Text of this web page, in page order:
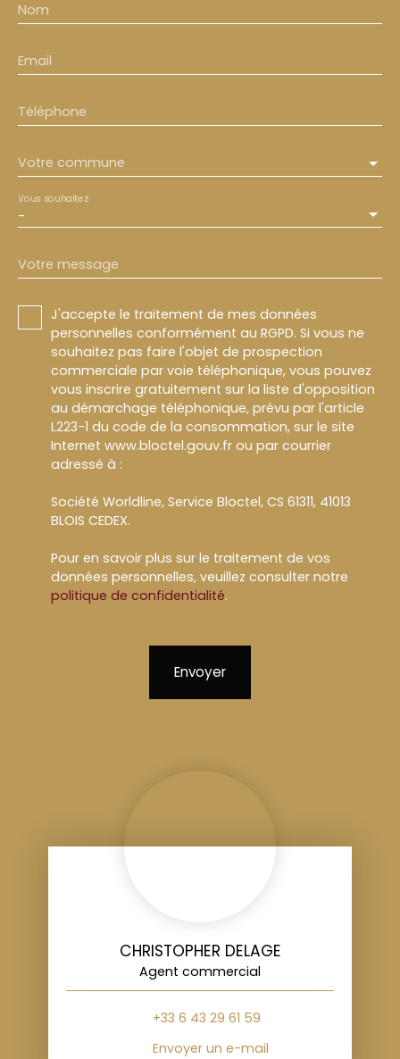
Nom
Email
Téléphone
Votre commune
-
Vous souhaitez
Votre message
J'accepte le traitement de mes données
personnelles conformément au RGPD. Si vous ne
souhaitez pas faire l'objet de prospection
commerciale par voie téléphonique, vous pouvez
vous inscrire gratuitement sur la liste d'opposition
au démarchage téléphonique, prévu par l'article
L223-1 du code de la consommation, sur le site
Internet www.bloctel.gouv.fr ou par courrier
adressé à :
Société Worldline, Service Bloctel, CS 61311, 41013
BLOIS CEDEX.
Pour en savoir plus sur le traitement de vos
données personnelles, veuillez consulter notre
politique de confidentialité.
Envoyer
CHRISTOPHER DELAGE
Agent commercial
+33 6 43 29 61 59
Envoyer un e-mail